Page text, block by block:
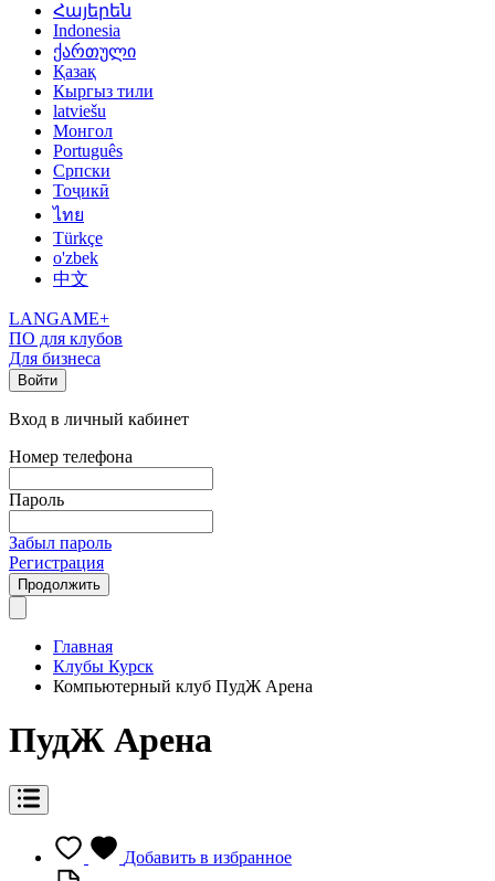
Հայերեն
Indonesia
ქართული
Қазақ
Кыргыз тили
latviešu
Монгол
Português
Српски
Тоҷикӣ
ไทย
Türkçe
o'zbek
中文
LANGAME+
ПО для клубов
Для бизнеса
Войти
Вход в личный кабинет
Номер телефона
Пароль
Забыл пароль
Регистрация
Продолжить
Главная
Клубы Курск
Компьютерный клуб ПудЖ Арена
ПудЖ Арена
Добавить в избранное